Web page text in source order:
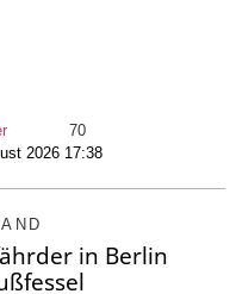
70
2026 17:38
in Berlin